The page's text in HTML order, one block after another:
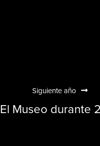
Siguiente año
El Museo durante